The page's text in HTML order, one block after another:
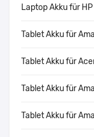
Laptop Akku für
Tablet Akku für
Tablet Akku für
Tablet Akku für
Tablet Akku für